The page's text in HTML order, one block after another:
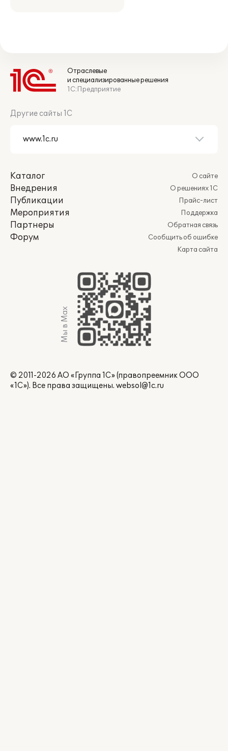
Отраслевые
и специализированные решения
1С:Предприятие
Другие сайты 1С
Каталог
Внедрения
Публикации
Мероприятия
Партнеры
Форум
О сайте
О решениях 1С
Прайс-лист
Поддержка
Обратная связь
Сообщить об ошибке
Карта сайта
Мы в Max
© 2011-2026 АО «Группа 1С» (правопреемник ООО
«1С»). Все права защищены. websol@1c.ru